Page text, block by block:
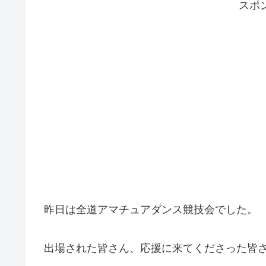
スポ
昨日は全道アマチュアダンス競技会でした。
出場された皆さん、応援に来てくださった皆